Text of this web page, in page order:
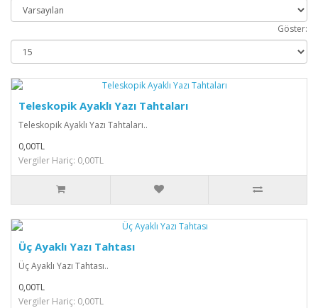
Göster:
Teleskopik Ayaklı Yazı Tahtaları
Teleskopik Ayaklı Yazı Tahtaları..
0,00TL
Vergiler Hariç: 0,00TL
Üç Ayaklı Yazı Tahtası
Üç Ayaklı Yazı Tahtası..
0,00TL
Vergiler Hariç: 0,00TL